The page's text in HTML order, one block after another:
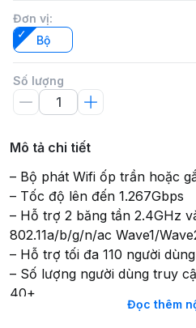
Đơn vị:
Bộ
Số lượng
Mô tả chi tiết
– Bộ phát Wifi ốp trần hoặc
– Tốc độ lên đến 1.267Gbps
– Hỗ trợ 2 băng tần 2.4GHz
802.11a/b/g/n/ac Wave1/
– Hỗ trợ tối đa 110 người
– Số lượng người dùng truy
40+
– 1 cổng 10/100/1000M
Đọc thêm